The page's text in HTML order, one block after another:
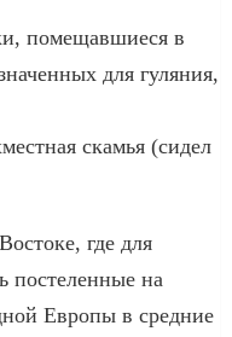
помещавшиеся в
для гуляния,
скамья (сидел
где для
постеленные на
Европы в средние